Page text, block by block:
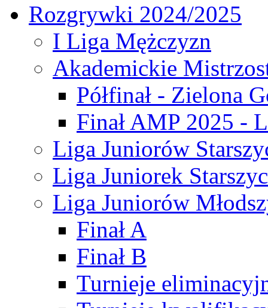
Rozgrywki 2024/2025
I Liga Mężczyzn
Akademickie
Półfinał - Zielona
Finał AMP 2025 -
Liga Juniorów
Liga Juniorek
Liga Juniorów
Finał A
Finał B
Turnieje